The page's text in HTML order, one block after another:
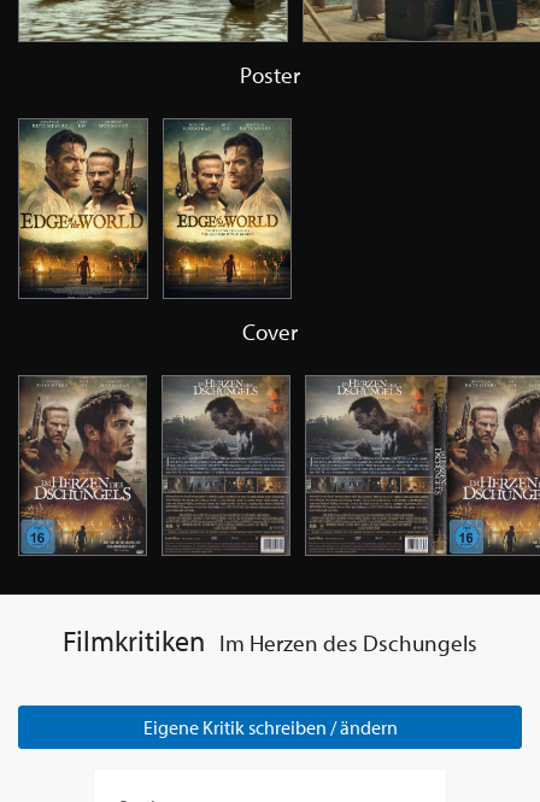
Poster
Cover
Filmkritiken Im Herzen des Dschungels
Eigene Kritik schreiben / ändern